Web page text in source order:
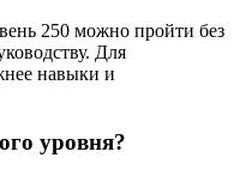
250 можно пройти без
Для
навыки и
уровня?